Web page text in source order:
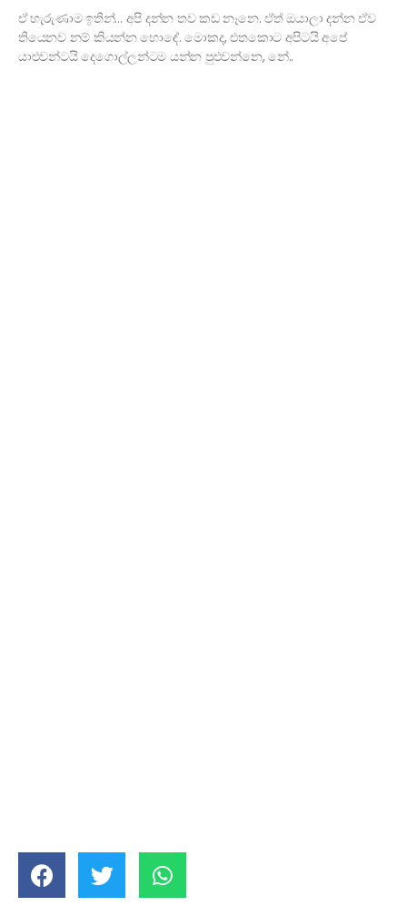
ඒ හැරුණාම ඉතින්… අපි දන්න තව කඩ නෑනෙ. ඒත් ඔයාලා දන්න ඒව
තියෙනව නම් කියන්න හොඳේ. මොකද, එතකොට අපිටයි අපේ
යාළුවන්ටයි දෙගොල්ලන්ටම යන්න පුළුවන්නෙ, නේ..